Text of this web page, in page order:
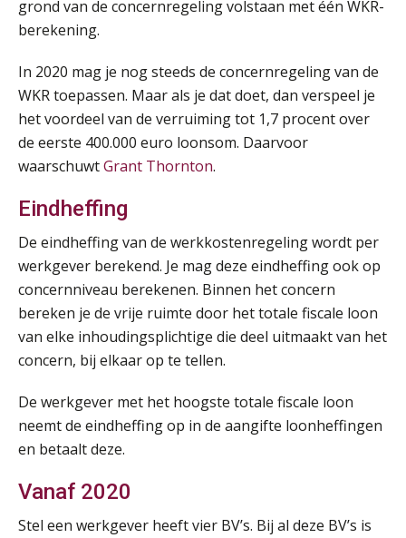
grond van de concernregeling volstaan met één WKR-
berekening.
In 2020 mag je nog steeds de concernregeling van de
WKR toepassen. Maar als je dat doet, dan verspeel je
het voordeel van de verruiming tot 1,7 procent over
de eerste 400.000 euro loonsom. Daarvoor
waarschuwtGrant Thornton.
Eindheffing
De eindheffing van de werkkostenregeling wordt per
werkgever berekend. Je mag deze eindheffing ook op
concernniveau berekenen. Binnen het concern
bereken je de vrije ruimte door het totale fiscale loon
van elke inhoudingsplichtige die deel uitmaakt van het
concern, bij elkaar op te tellen.
De werkgever met het hoogste totale fiscale loon
neemt de eindheffing op in de aangifte loonheffingen
en betaalt deze.
Vanaf 2020
Stel een werkgever heeft vier BV’s. Bij al deze BV’s is
AUG
MOCuitgevers
25
AUG
Summercourse: Een mindset die kansen ziet en vertrouwen geeft
MOCuitgevers
25
AUG
MOCuitgevers
25
AUG
Summercourse Werkkostenregeling
MOCuitgevers
25
AUG
Online Opleiding Praktijkdiploma Loonadministratie (PDL)
MOCuitgevers
AUG
Summercourse Internationaal/grensoverschrijdend werken
MOCuitgevers
26
Opfriscursus PDL (NIRPA PE)